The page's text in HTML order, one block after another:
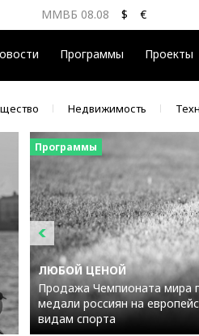
Программы Проекты
ММВБ 08.08 $ €
ЦБ 08.08 $82.17 €94.84
Недвижимость
Программы
ЛЮБОЙ ЦЕНОЙ
Продажа Чемпионата мира
медали россиян на
видам спорта